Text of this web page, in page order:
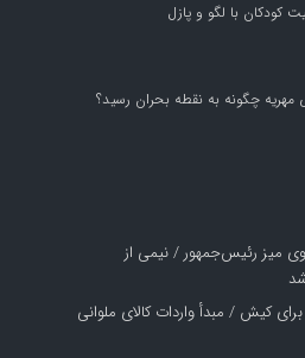
کودکان با لگو و پازل
چگونه به نقطه بحران رسید؟
میز رئیس‌جمهور / نیمی از
کیش / مبدأ واردات کالای ملوانی